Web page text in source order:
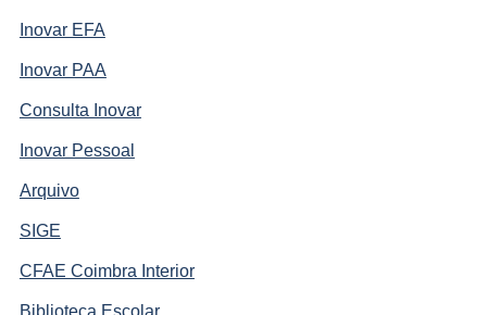
Inovar EFA
Inovar PAA
Consulta Inovar
Inovar Pessoal
Arquivo
SIGE
CFAE Coimbra Interior
Biblioteca Escolar